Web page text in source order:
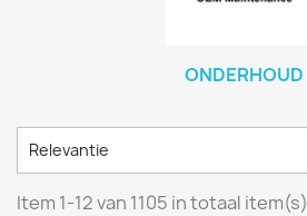
ONDERHOUD
Relevantie
Item 1-12 van 1105 in totaal item(s)